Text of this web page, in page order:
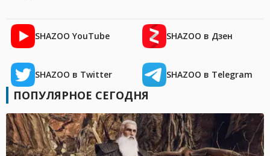
SHAZOO YouTube SHAZOO в Дзен
SHAZOO в Twitter SHAZOO в Telegram
ПОПУЛЯРНОЕ СЕГОДНЯ